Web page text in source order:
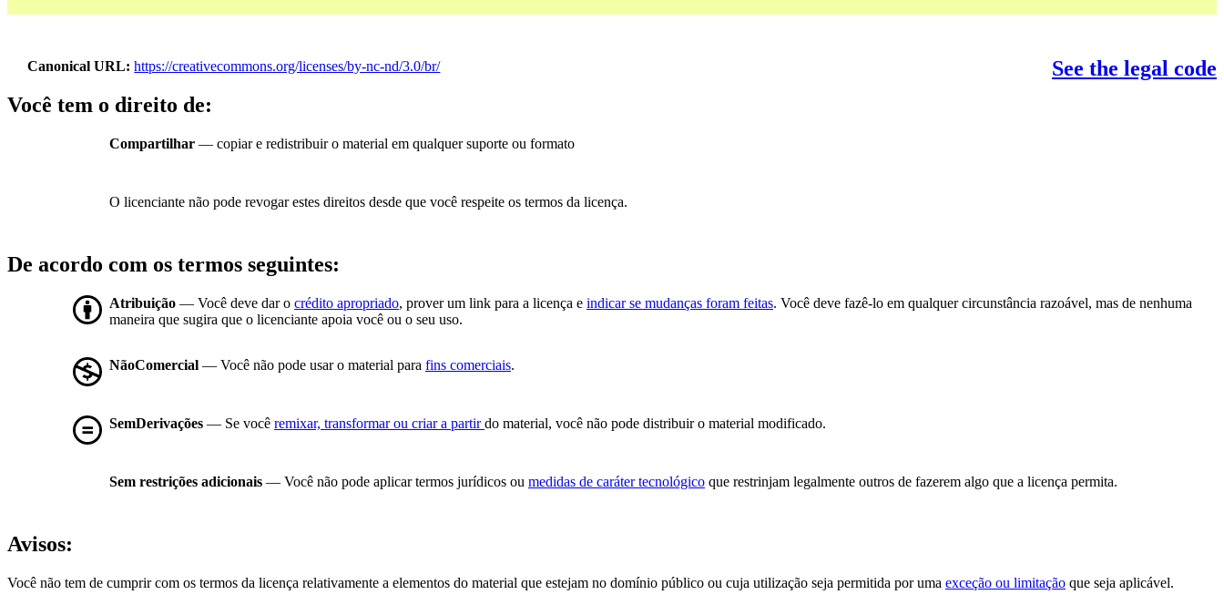
Canonical URL https://creativecommons.org/licenses/by-nc-nd/3.0/br/
See the legal code
Você tem o direito de:
Compartilhar — copiar e redistribuir o material em qualquer suporte ou formato
O licenciante não pode revogar estes direitos desde que você respeite os termos da licença.
De acordo com os termos seguintes:
Atribuição — Você deve dar o crédito apropriado, prover um link para a licença e indicar se mudanças foram feitas. Você deve fazê-lo em qualquer circunstância razoável, mas de nenhuma
maneira que sugira que o licenciante apoia você ou o seu uso.
NãoComercial — Você não pode usar o material para fins comerciais.
SemDerivações — Se você remixar, transformar ou criar a partirdo material, você não pode distribuir o material modificado.
Sem restrições adicionais — Você não pode aplicar termos jurídicos ou medidas de caráter tecnológico que restrinjam legalmente outros de fazerem algo que a licença permita.
Avisos:
Você não tem de cumprir com os termos da licença relativamente a elementos do material que estejam no domínio público ou cuja utilização seja permitida por uma exceção ou limitação que seja aplicável.